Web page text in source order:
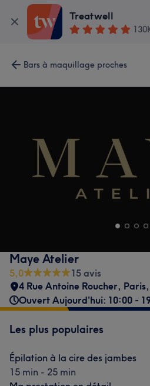
Treatwell
Bars à maquillage proches
Maye Atelier
5,0
15 avis
4 Rue Antoine Roucher, Paris,
Ouvert Aujourd'hui: 10:00 -
Les plus populaires
Épilation à la cire des jambes
15 min - 25 min